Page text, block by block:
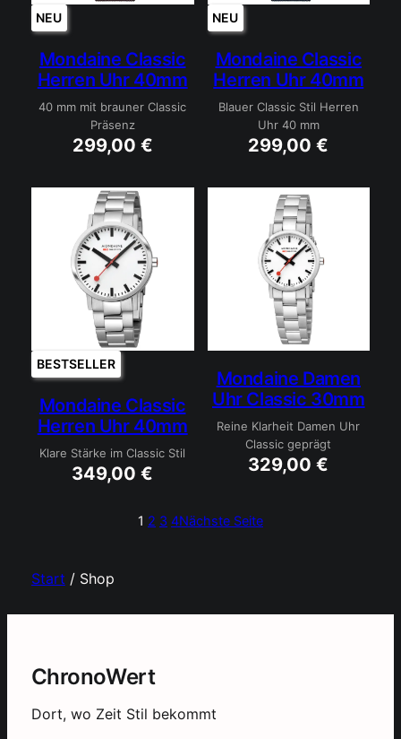
NEU
Mondaine Classic
Herren Uhr 40mm
40 mm mit brauner Classic
Präsenz
299,00 €
NEU
Mondaine Classic
Herren Uhr 40mm
Blauer Classic Stil Herren
Uhr 40 mm
299,00€
BESTSELLER
Mondaine Classic
Herren Uhr 40mm
Klare Stärke im Classic Stil
349,00€
Mondaine Damen
Uhr Classic 30mm
Reine Klarheit Damen Uhr
Classic geprägt
329,00€
1 2 3 4Nächste Seite
Start / Shop
ChronoWert
Dort, wo Zeit Stil bekommt